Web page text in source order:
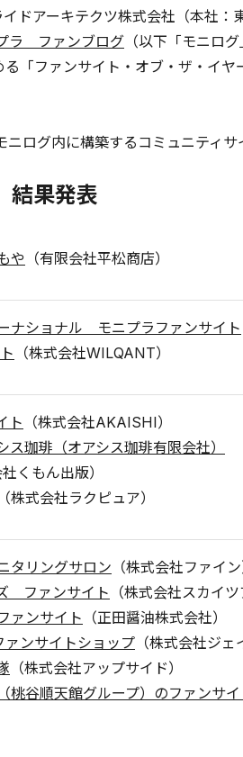
ドアーキテクツ株式会社（本社：
ラ ファンブログ （以下「モニロ
「ファンサイト・オブ・ザ・イヤ
ログ内に構築するコミュニティサ
結果発表
や （有限会社平松商店）
ナショナル モニプラファンサイト
（株式会社WILQANT）
ト （株式会社AKAISHI）
ス珈琲（オアシス珈琲有限会社）
社くもん出版）
（株式会社ラクピュア）
タリングサロン （株式会社ファイン
ファンサイト
（株式会社スカイツ
ァンサイト
（正田醤油株式会社）
ンサイトショップ （株式会社ジェ
（株式会社アップサイド）
桃谷順天館グループ）のファンサイ